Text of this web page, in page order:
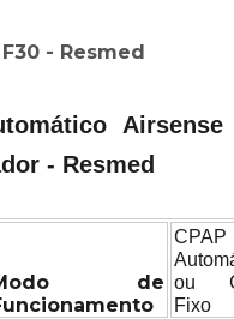
- Resmed
Airsense
- Resmed
de
CPAP
ou
Fixo